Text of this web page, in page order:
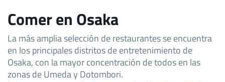
Comer en Osaka
La más amplia selección de restaurantes se encuentra
en los principales distritos de entretenimiento de
Osaka, con la mayor concentración de todos en las
zonas de Umeda y Dotombori.